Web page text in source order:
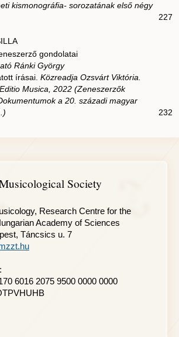
kismonográfia- sorozatának első négy
227
gondolatai
Ránki György
írásai. Közreadja Ozsvárt Viktória.
Musica, 2022 (Zeneszerzők
a 20. századi magyar
232
Society
Research Centre for the
Academy of Sciences
Táncsics u. 7
6016 2075 9500 0000 0000